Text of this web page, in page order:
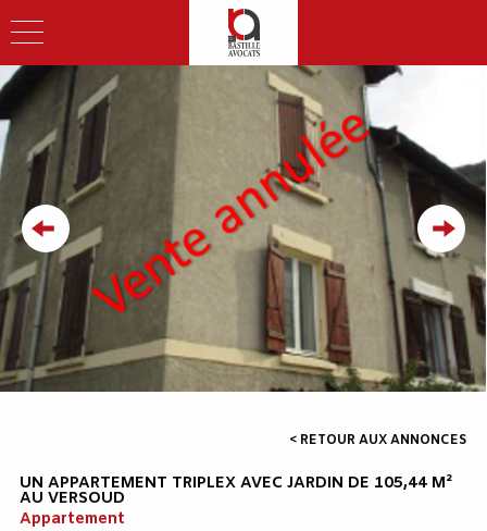
< RETOUR AUX ANNONCES
UN APPARTEMENT TRIPLEX AVEC JARDIN DE 105,44 M²
AU VERSOUD
Appartement